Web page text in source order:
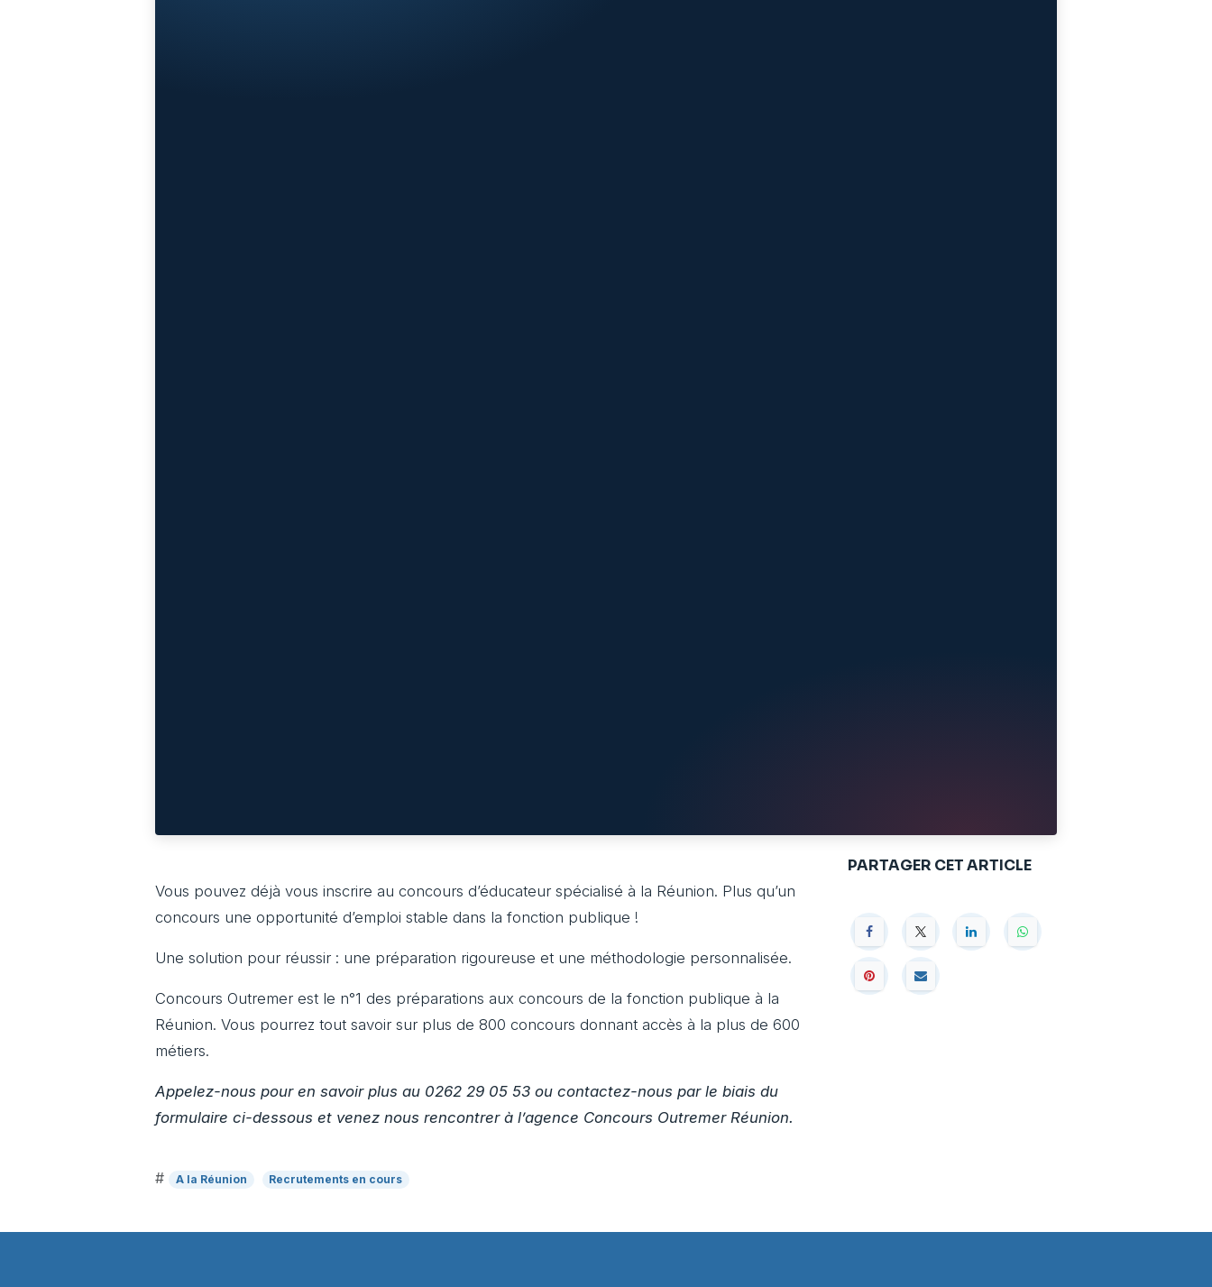
Vous pouvez déjà vous inscrire au concours d’éducateur spécialisé à la Réunion. Plus qu’un
concours une opportunité d’emploi stable dans la fonction publique !
Une solution pour réussir : une préparation rigoureuse et une méthodologie personnalisée.
Concours Outremer est le n°1 des préparations aux concours de la fonction publique à la
Réunion. Vous pourrez tout savoir sur plus de 800 concours donnant accès à la plus de 600
métiers.
Appelez-nous pour en savoir plus au 0262 29 05 53 ou contactez-nous par le biais du
formulaire ci-dessous et venez nous rencontrer à l’agence Concours Outremer Réunion.
# A la Réunion Recrutements en cours
PARTAGER CET ARTICLE